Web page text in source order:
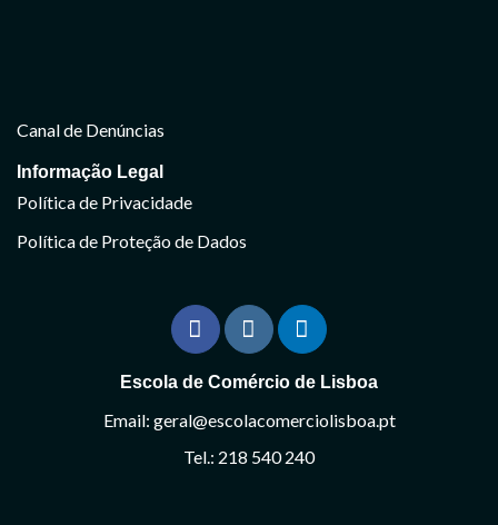
Canal de Denúncias
Informação Legal
Política de Privacidade
Política de Proteção de Dados
Escola de Comércio de Lisboa
Email: geral@escolacomerciolisboa.pt
Tel.: 218 540 240